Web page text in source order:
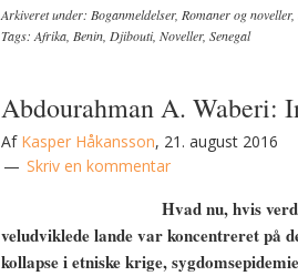
Arkiveret under: Boganmeldelser, Romaner og noveller,
Tags: Afrika Benin Djibouti, Noveller, Senegal
Abdourahman A. Waberi:
Af Kasper Håkansson, 21. august 2016
Skriv en kommentar
Hvad nu, hvis
veludviklede lande var koncentreret på
kollapse i etniske krige,